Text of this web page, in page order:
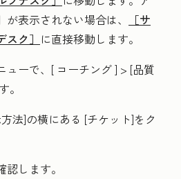
が表示されない場合は、
［サ
スク］ に直接移動します。
ューで、[ コーチング] > [品質
。
法]の横にある [チケット]をク
します。